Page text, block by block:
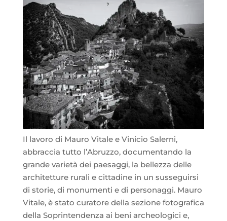
Il lavoro di Mauro Vitale e Vinicio Salerni,
abbraccia tutto l’Abruzzo, documentando la
grande varietà dei paesaggi, la bellezza delle
architetture rurali e cittadine in un susseguirsi
di storie, di monumenti e di personaggi. Mauro
Vitale, è stato curatore della sezione fotografica
della Soprintendenza ai beni archeologici e,